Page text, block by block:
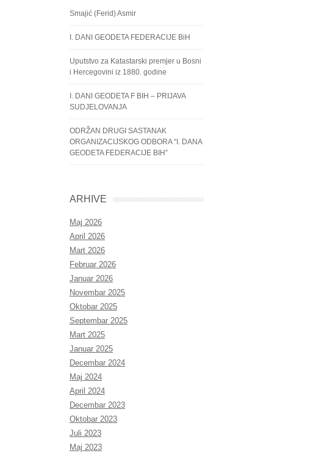
Smajić (Ferid) Asmir
I. DANI GEODETA FEDERACIJE BiH
Uputstvo za Katastarski premjer u Bosni
i Hercegovini iz 1880. godine
I. DANI GEODETA F BIH – PRIJAVA
SUDJELOVANJA
ODRŽAN DRUGI SASTANAK
ORGANIZACIJSKOG ODBORA “I. DANA
GEODETA FEDERACIJE BIH”
ARHIVE
Maj 2026
April 2026
Mart 2026
Februar 2026
Januar 2026
Novembar 2025
Oktobar 2025
Septembar 2025
Mart 2025
Januar 2025
Decembar 2024
Maj 2024
April 2024
Decembar 2023
Oktobar 2023
Juli 2023
Maj 2023